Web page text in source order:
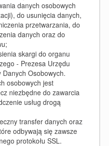
danych osobowych
do usunięcia danych,
przetwarzania, do
danych oraz do
skargi do organu
- Prezesa Urzędu
Danych Osobowych.
osobowych jest
niezbędne do zawarcia
usług drogą
transfer danych oraz
odbywają się zawsze
protokołu SSL.